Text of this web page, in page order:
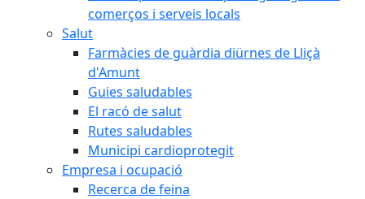
comerços i serveis locals
Salut
Farmàcies de guàrdia diürnes de Lliçà
d'Amunt
Guies saludables
El racó de salut
Rutes saludables
Municipi cardioprotegit
Empresa i ocupació
Recerca de feina